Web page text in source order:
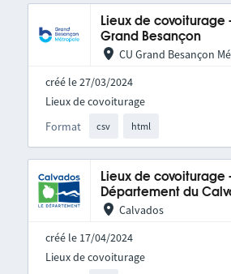
Lieux de covoiturage
Grand Besançon
CU Grand Besançon
créé le 27/03/2024
Format csv html
Lieux de covoiturage
Lieux de covoiturage
Département du
Calvados
créé le 17/04/2024
Lieux de covoiturage